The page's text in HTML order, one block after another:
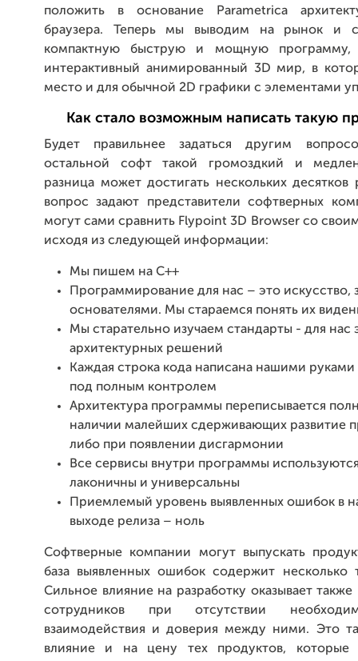
положить в основание Parametrica
браузера. Теперь мы выводим на рынок и
компактную быструю и мощную программу,
интерактивный анимированный 3D мир, в
место и для обычной 2D графики с элементами
Как стало возможным написать такую
Будет правильнее задаться другим
остальной софт такой громоздкий и
разница может достигать нескольких десятков
вопрос задают представители софтверных
могут сами сравнить Flypoint 3D Browser со
исходя из следующей информации:
Мы пишем на С++
Программирование для нас – это искусство,
основателями. Мы стараемся понять их
Мы старательно изучаем стандарты - для нас
архитектурных решений
Каждая строка кода написана нашими руками
под полным контролем
Архитектура программы переписывается
наличии малейших сдерживающих развитие
либо при появлении дисгармонии
Все сервисы внутри программы
лаконичны и универсальны
Приемлемый уровень выявленных ошибок в
выходе релиза – ноль
Софтверные компании могут выпускать
база выявленных ошибок содержит несколько
Сильное влияние на разработку оказывает
сотрудников при отсутствии
взаимодействия и доверия между ними. Это
влияние и на цену тех продуктов, которые